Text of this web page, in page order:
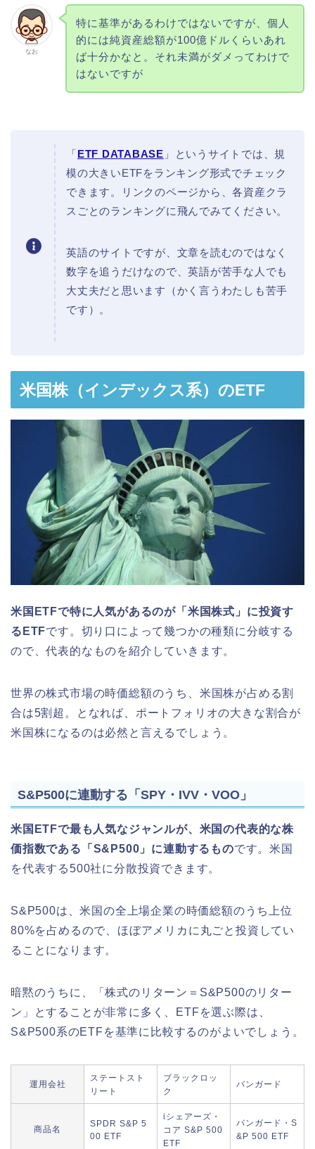
なお
特に基準があるわけではないですが、個人
的には純資産総額が100億ドルくらいあれ
ば十分かなと。それ未満がダメってわけで
はないですが
「ETF DATABASE 」というサイトでは、規
模の大きいETFをランキング形式でチェック
できます。リンクのページから、各資産クラ
スごとのランキングに飛んでみてください。
英語のサイトですが、文章を読むのではなく
数字を追うだけなので、英語が苦手な人でも
大丈夫だと思います（かく言うわたしも苦手
です）。
米国株（インデックス系）のETF
米国ETFで特に人気があるのが「米国株式」に投資す
るETFです。切り口によって幾つかの種類に分岐する
ので、代表的なものを紹介していきます。
世界の株式市場の時価総額のうち、米国株が占める割
合は5割超。となれば、ポートフォリオの大きな割合が
米国株になるのは必然と言えるでしょう。
S&P500に連動する「SPY・IVV・VOO」
米国ETFで最も人気なジャンルが、米国の代表的な株
価指数である「S&P500」に連動するものです。米国
を代表する500社に分散投資できます。
S&P500は、米国の全上場企業の時価総額のうち上位
80%を占めるので、ほぼアメリカに丸ごと投資してい
ることになります。
暗黙のうちに、「株式のリターン＝S&P500のリター
ン」とすることが非常に多く、ETFを選ぶ際は、
S&P500系のETFを基準に比較するのがよいでしょう。
運用会社
ステートスト
リート
ブラックロッ
ク
バンガード
商品名
SPDR S&P 5
00 ETF
iシェアーズ・
コア S&P 500
ETF
バンガード・S
&P 500 ETF